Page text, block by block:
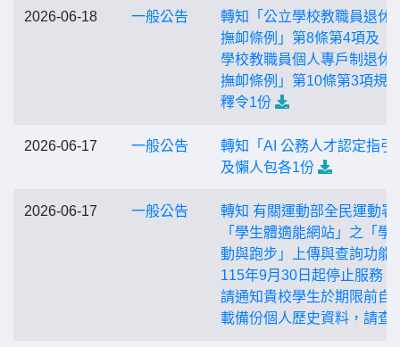
2026-06-18 一般公告
轉知「公立學校教職員退休
撫卹條例」第8條第4項及「
學校教職員個人專戶制退休
撫卹條例」第10條第3項規
釋令1份
2026-06-17 一般公告
轉知「AI 公務人才認定指引
及懶人包各1份
2026-06-17 一般公告
轉知 有關運動部全民運動署
「學生體適能網站」之「學
動與跑步」上傳與查詢功能
115年9月30日起停止服務，
請通知貴校學生於期限前自
載備份個人歷史資料，請查